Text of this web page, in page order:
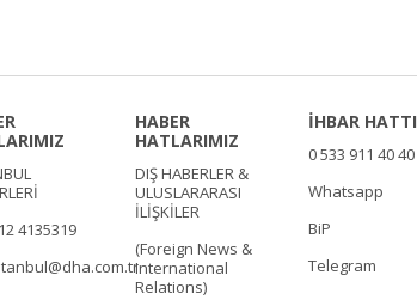
4135319
HABER
HATLARIMIZ
DIŞ HABERLER &
ULUSLARARASI
İLİŞKİLER
(Foreign News &
International
Relations)
İHBAR HATTI
0 533 911 40 40
Whatsapp
BiP
Telegram